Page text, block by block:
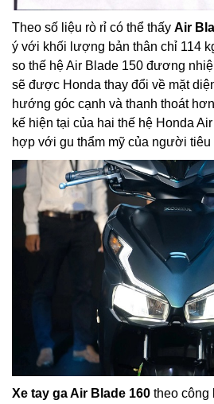
Theo số liệu rò rỉ có thể thấy Air
ý với khối lượng bản thân chỉ 114
so thế hệ Air Blade 150 đương
sẽ được Honda thay đổi về mặt
hướng góc cạnh và thanh thoát
kế hiện tại của hai thế hệ Honda
hợp với gu thẩm mỹ của người tiêu
Xe tay ga Air Blade 160 theo công